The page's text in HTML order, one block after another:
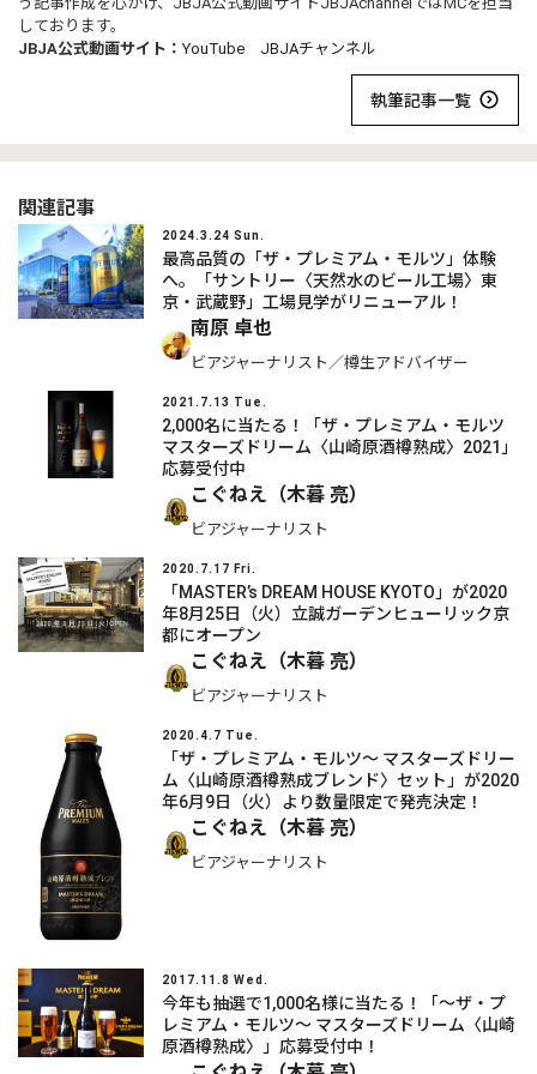
しております。
JBJA公式動画サイト：YouTube JBJAチャンネル
執筆記事一覧
関連記事
2024.3.24 Sun.
最高品質の「ザ・プレミアム・モルツ」体験
へ。「サントリー〈天然水のビール工場〉東
京・武蔵野」工場見学がリニューアル！
南原 卓也
ビアジャーナリスト／樽生アドバイザー
2021.7.13 Tue.
2,000名に当たる！「ザ・プレミアム・モルツ
マスターズドリーム〈山崎原酒樽熟成〉2021」
応募受付中
こぐねえ（木暮 亮）
ビアジャーナリスト
2020.7.17 Fri.
「MASTER’s DREAM HOUSE KYOTO」が2020
年8月25日（火）立誠ガーデンヒューリック京
都にオープン
こぐねえ（木暮 亮）
ビアジャーナリスト
2020.4.7 Tue.
「ザ・プレミアム・モルツ～ マスターズドリー
ム〈山崎原酒樽熟成ブレンド〉セット」が2020
年6月9日（火）より数量限定で発売決定！
こぐねえ（木暮 亮）
ビアジャーナリスト
2017.11.8 Wed.
今年も抽選で1,000名様に当たる！「～ザ・プ
レミアム・モルツ～ マスターズドリーム〈山崎
原酒樽熟成〉」応募受付中！